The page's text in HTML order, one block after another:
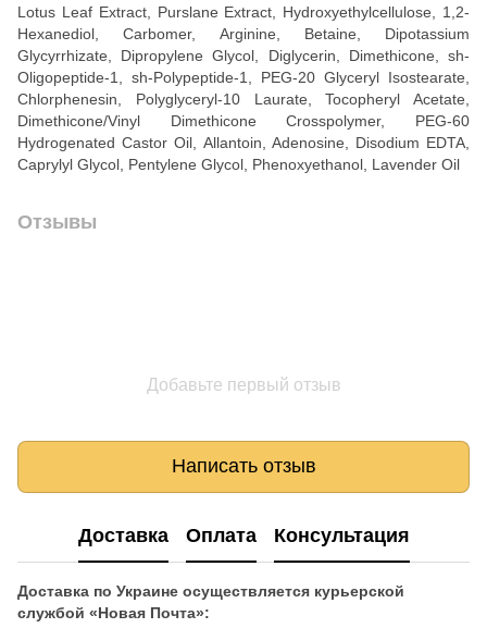
Lotus Leaf Extract, Purslane Extract, Hydroxyethylcellulose, 1,2-
Hexanediol, Carbomer, Arginine, Betaine, Dipotassium
Glycyrrhizate, Dipropylene Glycol, Diglycerin, Dimethicone, sh-
Oligopeptide-1, sh-Polypeptide-1, PEG-20 Glyceryl Isostearate,
Chlorphenesin, Polyglyceryl-10 Laurate, Tocopheryl Acetate,
Dimethicone/Vinyl Dimethicone Crosspolymer, PEG-60
Hydrogenated Castor Oil, Allantoin, Adenosine, Disodium EDTA,
Caprylyl Glycol, Pentylene Glycol, Phenoxyethanol, Lavender Oil
Отзывы
Добавьте первый отзыв
Написать отзыв
Доставка Оплата Консультация
Доставка по Украине осуществляется курьерской
службой «Новая Почта»: